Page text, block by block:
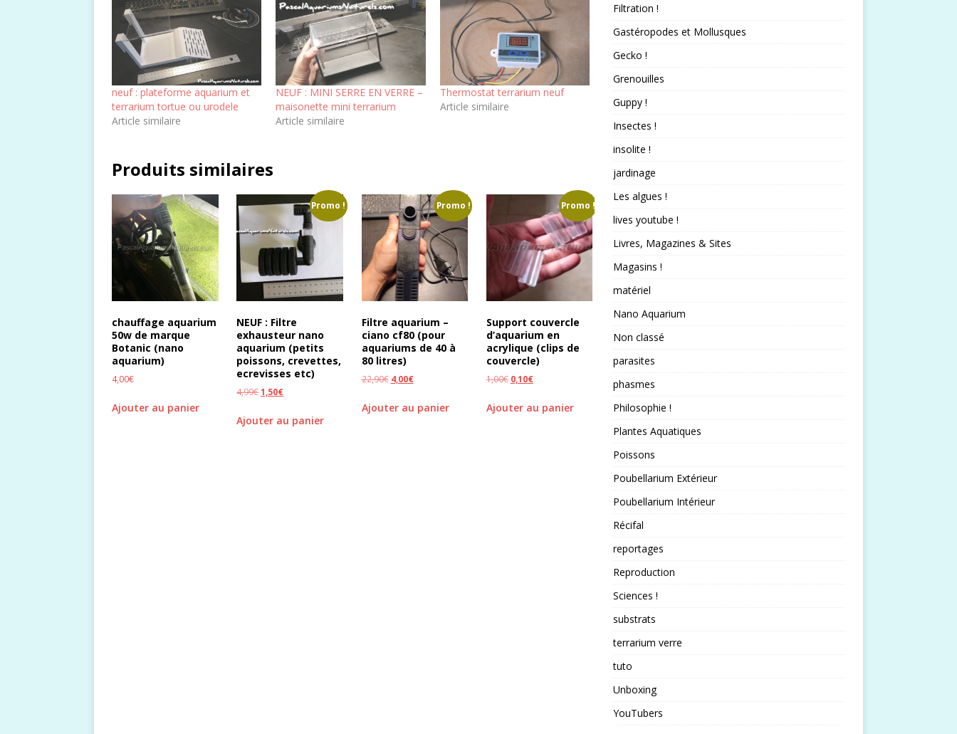
neuf : plateforme aquarium et
terrarium tortue ou urodele
Article similaire
NEUF : MINI SERRE EN VERRE –
maisonette mini terrarium
Article similaire
Thermostat terrarium neuf
Article similaire
Produits similaires
chauffage aquarium
50w de marque
Botanic (nano
aquarium)
4,00€
Ajouter au panier
Promo !
NEUF : Filtre
exhausteur nano
aquarium (petits
poissons, crevettes,
ecrevisses etc)
4,99€1,50€
Ajouter au panier
Promo !
Filtre aquarium –
ciano cf80 (pour
aquariums de 40 à
80 litres)
22,90€ 4,00€
Ajouter au panier
Promo !
Support couvercle
d’aquarium en
acrylique (clips de
couvercle)
1,00€ 0,10€
Ajouter au panier
Filtration !
Gastéropodes et Mollusques
Gecko !
Grenouilles
Guppy !
Insectes !
insolite !
jardinage
Les algues !
lives youtube !
Livres, Magazines & Sites
Magasins !
matériel
Nano Aquarium
Non classé
parasites
phasmes
Philosophie !
Plantes Aquatiques
Poissons
Poubellarium Extérieur
Poubellarium Intérieur
Récifal
reportages
Reproduction
Sciences !
substrats
terrarium verre
tuto
Unboxing
YouTubers